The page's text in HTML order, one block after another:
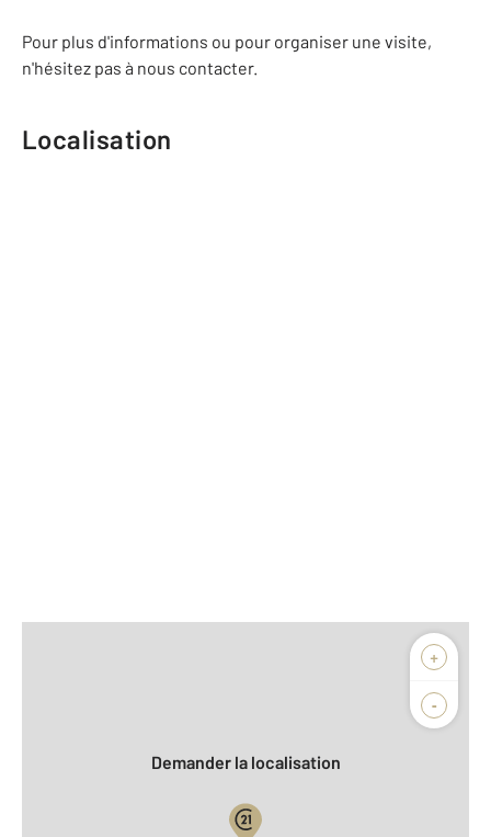
Pour plus d'informations ou pour organiser une visite,
n'hésitez pas à nous contacter.
Localisation
+
-
Biens vendus
Demander la localisation